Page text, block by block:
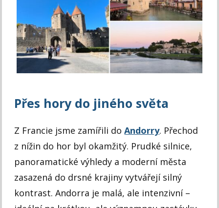
Přes hory do jiného světa
Z Francie jsme zamířili doAndorry. Přechod
z nížin do hor byl okamžitý. Prudké silnice,
panoramatické výhledy a moderní města
zasazená do drsné krajiny vytvářejí silný
kontrast. Andorra je malá, ale intenzivní –